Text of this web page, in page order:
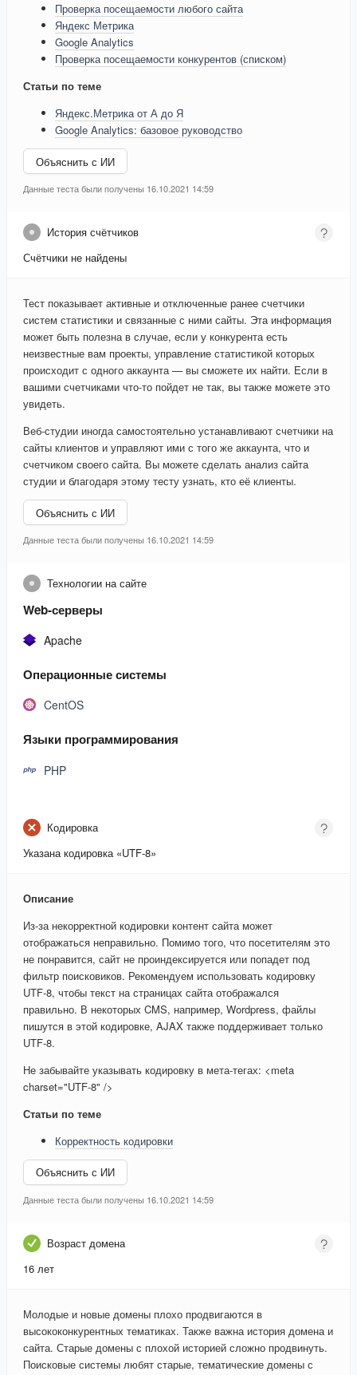
Проверка посещаемости любого сайта
Яндекс Метрика
Google Analytics
Проверка посещаемости конкурентов (списком)
Статьи по теме
Яндекс.Метрика от А до Я
Google Analytics: базовое руководство
Объяснить с ИИ
Данные теста были получены 16.10.2021 14:59
История счётчиков
Счётчики не найдены
Тест показывает активные и отключенные ранее счетчики
систем статистики и связанные с ними сайты. Эта информация
может быть полезна в случае, если у конкурента есть
неизвестные вам проекты, управление статистикой которых
происходит с одного аккаунта — вы сможете их найти. Если в
вашими счетчиками что-то пойдет не так, вы также можете это
увидеть.
Веб-студии иногда самостоятельно устанавливают счетчики на
сайты клиентов и управляют ими с того же аккаунта, что и
счетчиком своего сайта. Вы можете сделать анализ сайта
студии и благодаря этому тесту узнать, кто её клиенты.
Объяснить с ИИ
Данные теста были получены 16.10.2021 14:59
Технологии на сайте
Web-серверы
Apache
Операционные системы
CentOS
Языки программирования
PHP
Кодировка
Указана кодировка «UTF-8»
Описание
Из-за некорректной кодировки контент сайта может
отображаться неправильно. Помимо того, что посетителям это
не понравится, сайт не проиндексируется или попадет под
фильтр поисковиков. Рекомендуем использовать кодировку
UTF-8, чтобы текст на страницах сайта отображался
правильно. В некоторых CMS, например, Wordpress, файлы
пишутся в этой кодировке, AJAX также поддерживает только
UTF-8.
Не забывайте указывать кодировку в мета-тегах: <meta
charset="UTF-8" />
Статьи по теме
Корректность кодировки
Объяснить с ИИ
Данные теста были получены 16.10.2021 14:59
Возраст домена
16 лет
Молодые и новые домены плохо продвигаются в
высококонкурентных тематиках. Также важна история домена и
сайта. Старые домены с плохой историей сложно продвинуть.
Поисковые системы любят старые, тематические домены с